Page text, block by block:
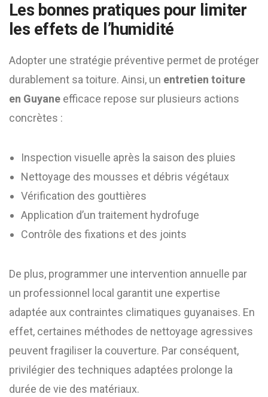
Les bonnes pratiques pour limiter
les effets de l’humidité
Adopter une stratégie préventive permet de protéger
durablement sa toiture. Ainsi, un entretien toiture
en Guyane efficace repose sur plusieurs actions
concrètes :
Inspection visuelle après la saison des pluies
Nettoyage des mousses et débris végétaux
Vérification des gouttières
Application d’un traitement hydrofuge
Contrôle des fixations et des joints
De plus, programmer une intervention annuelle par
un professionnel local garantit une expertise
adaptée aux contraintes climatiques guyanaises. En
effet, certaines méthodes de nettoyage agressives
peuvent fragiliser la couverture. Par conséquent,
privilégier des techniques adaptées prolonge la
durée de vie des matériaux.